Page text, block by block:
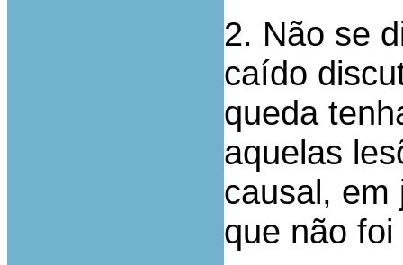
2. Não se
caído
queda
aquelas
causal, em
que não